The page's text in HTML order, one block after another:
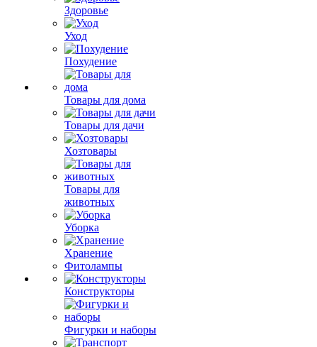
Здоровье
Уход
Похудение
Товары для дома
Товары для дачи
Хозтовары
Товары для
животных
Уборка
Хранение
Фитолампы
Конструкторы
Фигурки и наборы